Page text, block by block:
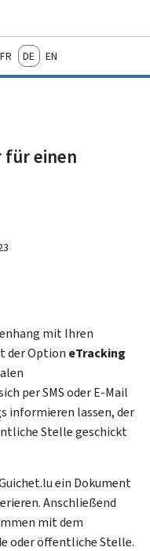
DeutschEnglish
für einen
mit Ihren
der Option eTracking
per SMS oder E-Mail
informieren lassen, der
Stelle geschickt
ein Dokument
Anschließend
mit dem
oder öffentliche Stelle.